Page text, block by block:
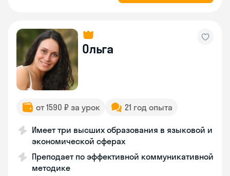
Ольга
от 1590 ₽ за урок 21 год опыта
Имеет три высших образования в языковой и
экономической сферах
Преподает по эффективной коммуникативной
методике